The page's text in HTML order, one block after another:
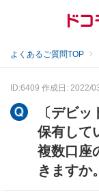
よくあるご質問TOP
ID:6409 作成日: 2022/
〔デビ
保有して
複数口座
きますか。